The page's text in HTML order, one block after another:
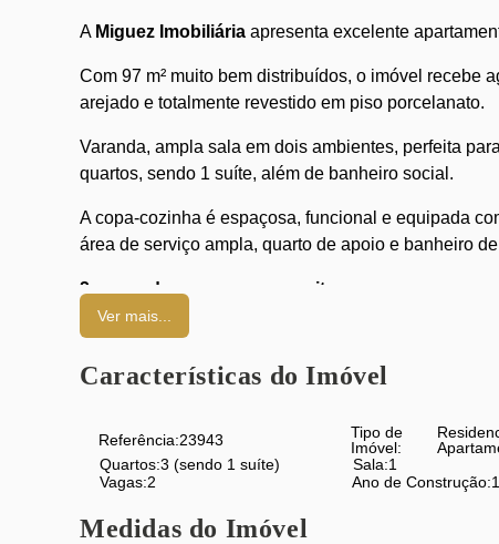
A Miguez Imobiliária apresenta excelente
Com 97 m² muito bem distribuídos, o imóvel recebe
arejado e totalmente revestido em piso porcelanato.
Varanda, ampla sala em dois ambientes, perfeita
quartos, sendo 1 suíte, além de banheiro social.
A copa-cozinha é espaçosa, funcional e equipada
área de serviço ampla, quarto de apoio e banheiro
2 vagas de garagem na escritura
O prédio oferece ótima infraestrutura:
Playground amplo
Salão de festas
Ver mais...
Características do Imóvel
Referência:23943
Tipo de
Imóvel:
Quartos:3 (sendo 1 suíte) Sala:1
Vagas:2 Ano de Construção:
Medidas do Imóvel